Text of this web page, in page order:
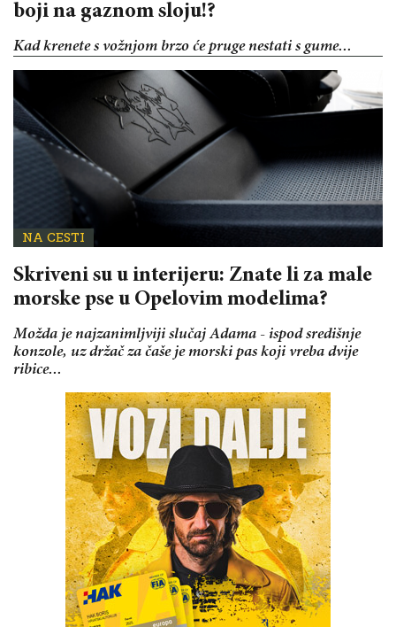
boji na gaznom sloju!?
Kad krenete s vožnjom brzo će pruge nestati s gume...
NA CESTI
Skriveni su u interijeru: Znate li za male
morske pse u Opelovim modelima?
Možda je najzanimljviji slučaj Adama - ispod središnje
konzole, uz držač za čaše je morski pas koji vreba dvije
ribice...